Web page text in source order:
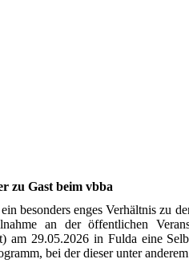
zu Gast beim vbba
besonders enges Verhältnis zu
an der öffentlichen
am 29.05.2026 in Fulda eine
bei der dieser unter